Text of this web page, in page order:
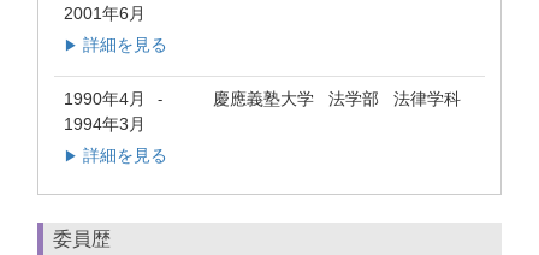
2001年6月
▶ 詳細を見る
1990年4月 -
1994年3月
慶應義塾大学 法学部 法律学科
▶ 詳細を見る
委員歴